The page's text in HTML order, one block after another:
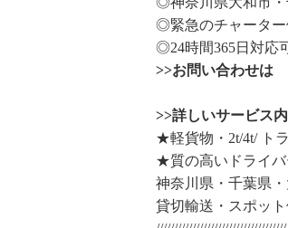
◎緊急のチャーター
◎24時間365日対応
>>お問い合わせは
>>詳しいサービス
★軽貨物・2t/4t/ ト
★質の高いドライバ
神奈川県・千葉県
貸切輸送・スポッ